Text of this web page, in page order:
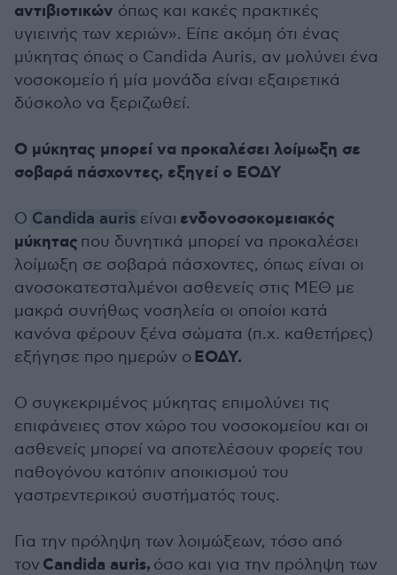
αντιβιοτικών όπως και κακές πρακτικές
υγιεινής των χεριών». Είπε ακόμη ότι ένας
μύκητας όπως ο Candida Auris, αν μολύνει ένα
νοσοκομείο ή μία μονάδα είναι εξαιρετικά
δύσκολο να ξεριζωθεί.
Ο μύκητας μπορεί να προκαλέσει λοίμωξη σε
σοβαρά πάσχοντες, εξηγεί ο ΕΟΔΥ
Ο Candida auris είναι ενδονοσοκομειακός
μύκητας που δυνητικά μπορεί να προκαλέσει
λοίμωξη σε σοβαρά πάσχοντες, όπως είναι οι
ανοσοκατεσταλμένοι ασθενείς στις ΜΕΘ με
μακρά συνήθως νοσηλεία οι οποίοι κατά
κανόνα φέρουν ξένα σώματα (π.χ. καθετήρες)
εξήγησε προ ημερών οΕΟΔΥ.
Ο συγκεκριμένος μύκητας επιμολύνει τις
επιφάνειες στον χώρο του νοσοκομείου και οι
ασθενείς μπορεί να αποτελέσουν φορείς του
παθογόνου κατόπιν αποικισμού του
γαστρεντερικού συστήματός τους.
Για την πρόληψη των λοιμώξεων, τόσο από
τον Candida auris, όσο και για την πρόληψη των